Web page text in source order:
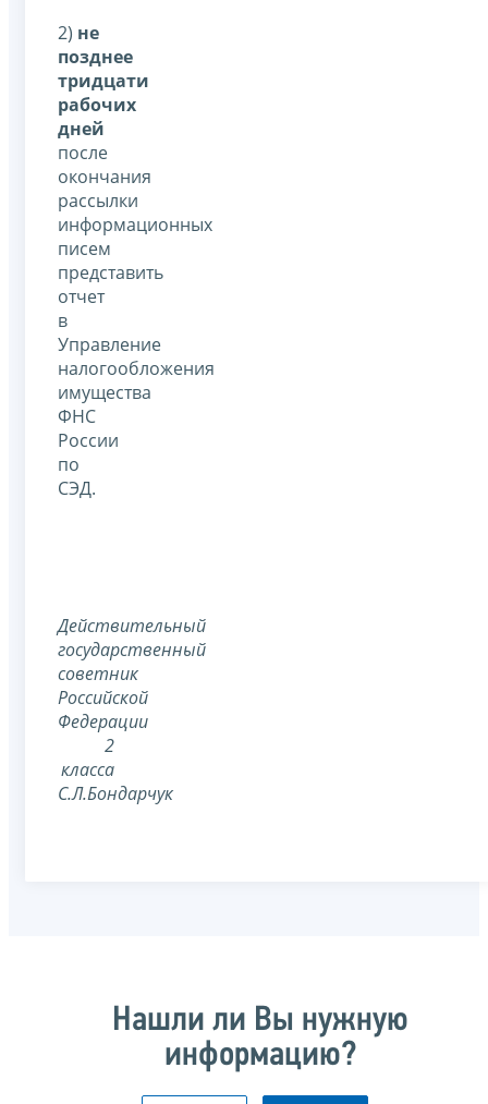
2) не
позднее
тридцати
рабочих
дней
после
окончания
рассылки
информационных
писем
представить
отчет
в
Управление
налогообложения
имущества
ФНС
России
по
СЭД.
Действительный
государственный
советник
Российской
Федерации
2
класса
С.Л.Бондарчук
Нашли ли Вы нужную
информацию?